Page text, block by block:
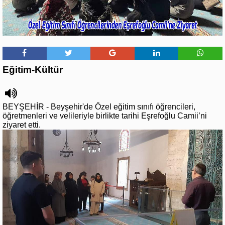
Eğitim-Kültür
BEYŞEHİR - Beyşehir'de Özel eğitim sınıfı öğrencileri,
öğretmenleri ve velileriyle birlikte tarihi Eşrefoğlu Camii’ni
ziyaret etti.